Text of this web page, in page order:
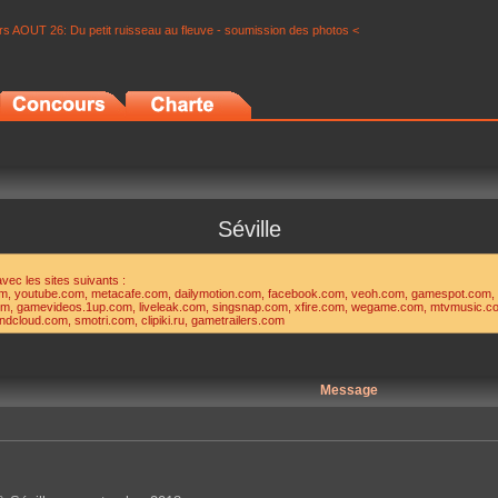
AOUT 26: Du petit ruisseau au fleuve - soumission des photos <
Séville
les sites suivants :
metacafe.com, dailymotion.com, facebook.com, veoh.com,
gamevideos.1up.com, liveleak.com, singsnap.com, xfire.com, wegame.com,
smotri.com, clipiki.ru, gametrailers.com
Message